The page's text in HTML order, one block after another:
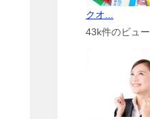
クオ...
43k件のビュー